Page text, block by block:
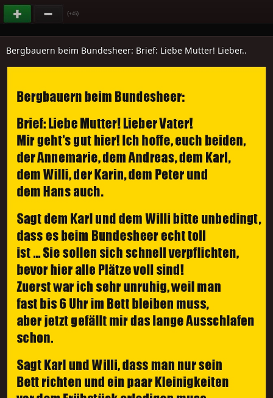
(+45)
Bergbauern beim Bundesheer: Brief: Liebe Mutter! Lieber..